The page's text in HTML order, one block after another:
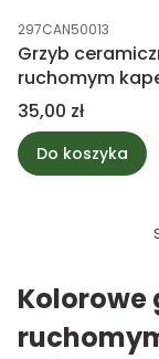
Kod produktu
297CAN50013
Grzyb
ruchomym
29cm
Cena
35,00 zł
Do koszyka
Kolorowe